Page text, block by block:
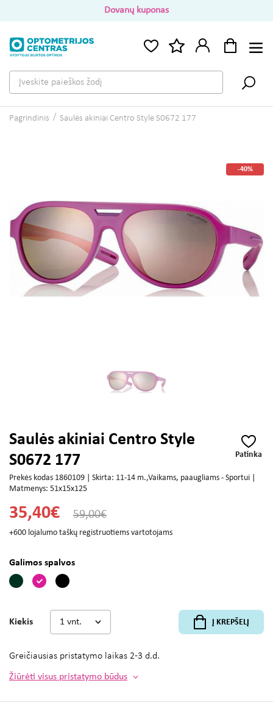
Dovanų kuponas
Pagrindinis Saulės akiniai Centro Style S0672 177
-40%
Patinka
Saulės akiniai Centro Style
S0672 177
Prekės kodas 1860109 | Skirta: 11-14 m.,Vaikams, paaugliams - Sportui |
Matmenys: 51x15x125
35,40€ 59,00€
+600 lojalumo taškų registruotiems vartotojams
Galimos spalvos
Kiekis Į KREPŠELĮ
Greičiausias pristatymo laikas 2-3 d.d.
Žiūrėti visus pristatymo būdus